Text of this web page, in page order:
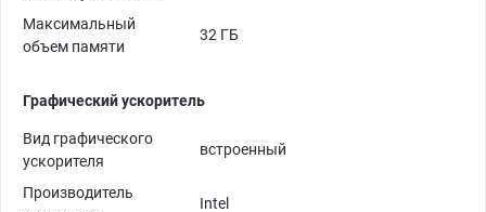
Максимальный
объем памяти
32 ГБ
Графический ускоритель
Вид графического
ускорителя
встроенный
Производитель
Intel